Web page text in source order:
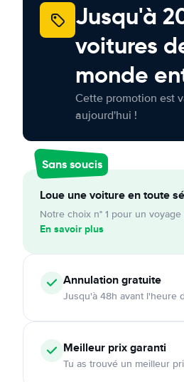
Jusqu'à
voitures
monde
Cette promotion est
aujourd'hui !
Sans soucis
Loue une voiture en toute
Notre choix n° 1 pour un
En savoir plus
Annulationgratuite
Jusqu'à 48h avant l'heure
Meilleur prix garanti
Tu as trouvé un meilleur